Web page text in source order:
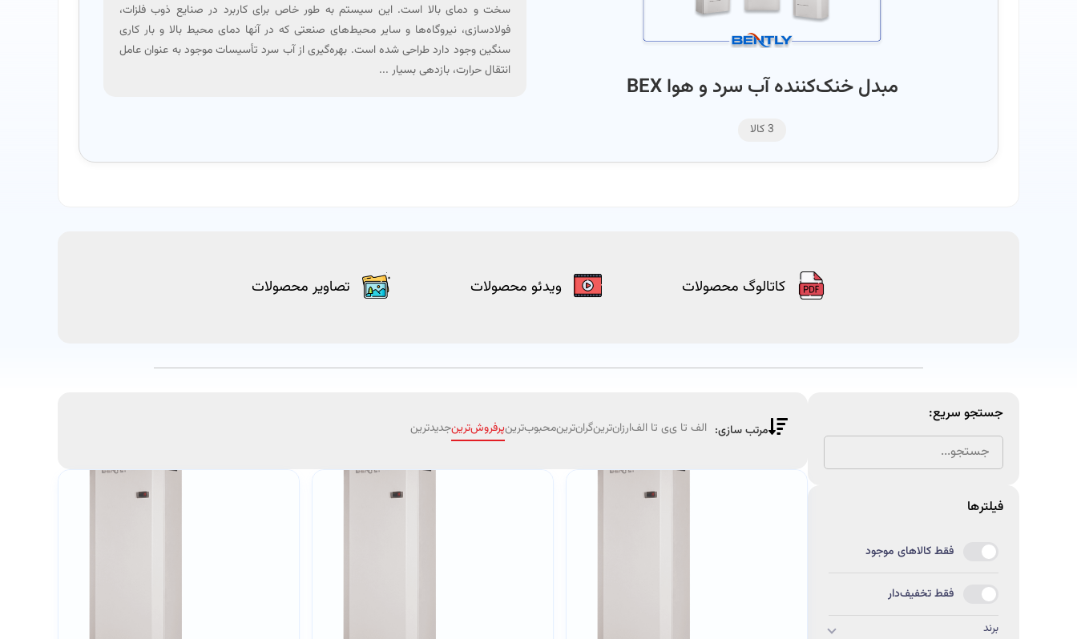
مبدل خنک‌کننده آب سرد و هوا BEX
3 کالا
سخت و دمای بالا است. این سیستم به طور خاص برای کاربرد در صنایع ذوب فلزات،
فولادسازی، نیروگاه‌ها و سایر محیط‌های صنعتی که در آنها دمای محیط بالا و بار کاری
سنگین وجود دارد طراحی شده است. بهره‌گیری از آب سرد تأسیسات موجود به عنوان عامل
انتقال حرارت، بازدهی بسیار ...
کاتالوگ محصولات ویدئو محصولات تصاویر محصولات
جستجو سریع:
فیلتر‌ها
فقط کالاهای موجود
فقط تخفیف‌دار
برند
الف تا یی تا الفارزان‌ترینگران‌ترینمحبوب‌ترینپرفروش‌ترینجدیدترین